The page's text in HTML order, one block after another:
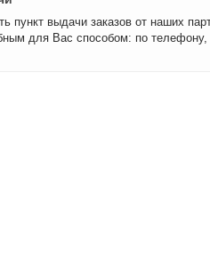
пункт выдачи заказов от наших
для Вас способом: по телефону,